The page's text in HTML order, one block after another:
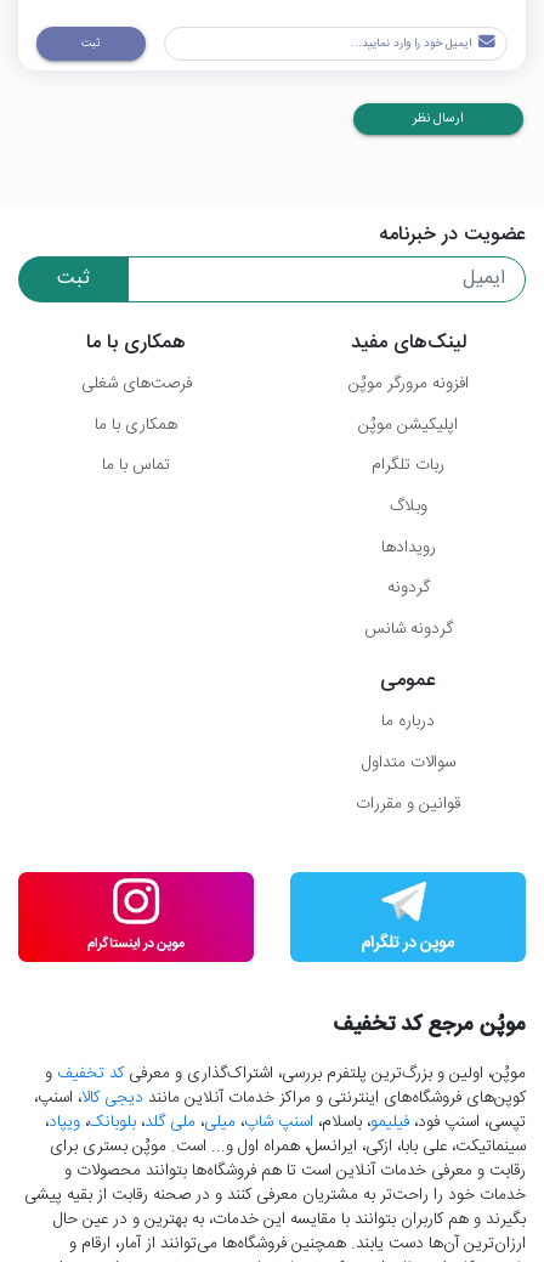
ثبت
ارسال نظر
عضویت در خبرنامه
ثبت
لینک‌های مفید
افزونه مرورگر موپُن
اپلیکیشن موپُن
ربات تلگرام
وبلاگ
رویدادها
گردونه
گردونه شانس
همکاری با ما
فرصت‌های شغلی
همکاری با ما
تماس با ما
عمومی
درباره ما
سوالات متداول
قوانین و مقررات
موپُن مرجع کد تخفیف
موپُن، اولین و بزرگ‌ترین پلتفرم بررسی، اشتراک‌گذاری و معرفیکد تخفیف و
کوپن‌های فروشگاه‌های اینترنتی و مراکز خدمات آنلاین مانند دیجی کالا، اسنپ،
تپسی، اسنپ فود، فیلیمو، باسلام، اسنپ شاپ، میلی، ملی گلد، بلوبانک، ویپاد،
سینماتیکت، علی بابا، ازکی، ایرانسل، همراه اول و... است. موپُن بستری برای
رقابت و معرفی خدمات آنلاین است تا هم فروشگاه‌ها بتوانند محصولات و
خدمات خود را راحت‌تر به مشتریان معرفی کنند و در صحنه رقابت از بقیه پیشی
بگیرند و هم کاربران بتوانند با مقایسه این خدمات، به بهترین و در عین حال
ارزان‌ترین آن‌ها دست‌ یابند. همچنین فروشگاه‌ها می‌توانند از آمار، ارقام و